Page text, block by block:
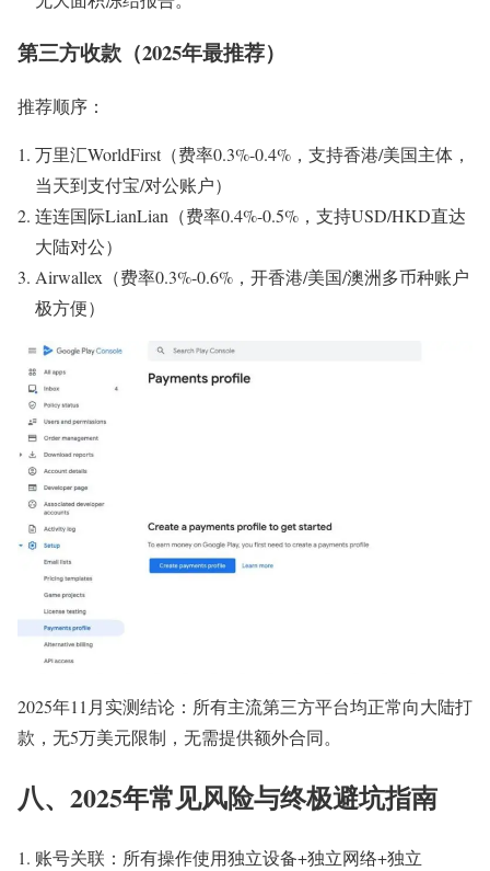
第三方收款（2025年最推荐）
推荐顺序：
万里汇WorldFirst（费率0.3%-0.4%，支持香港/美国主体，
当天到支付宝/对公账户）
连连国际LianLian（费率0.4%-0.5%，支持USD/HKD直达
大陆对公）
Airwallex（费率0.3%-0.6%，开香港/美国/澳洲多币种账户
极方便）
2025年11月实测结论：所有主流第三方平台均正常向大陆打
款，无5万美元限制，无需提供额外合同。
八、2025年常见风险与终极避坑指南
账号关联：所有操作使用独立设备+独立网络+独立